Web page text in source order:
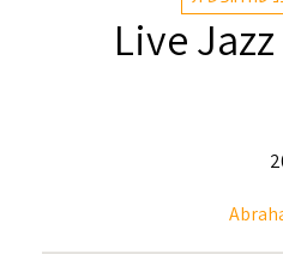
ערב ג’אז לייב Live Jazz